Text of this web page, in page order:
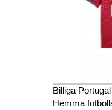
Billiga
Hemma